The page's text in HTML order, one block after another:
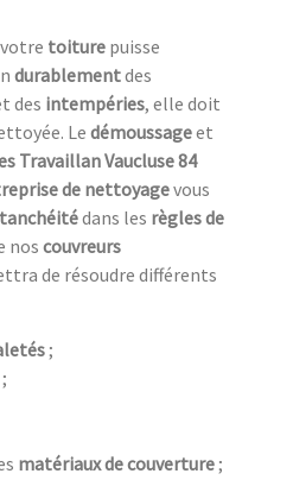
toiture puisse
durablementdes
des intempéries, elle doit
Le démoussageet
Travaillan Vaucluse 84
de nettoyagevous
dans les règles de
nos couvreurs
de résoudre différents
;
;
matériaux de couverture ;